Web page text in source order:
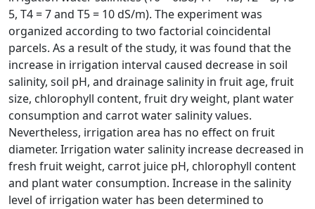
5, T4 = 7 and T5 = 10 dS/m). The experiment was
organized according to two factorial coincidental
parcels. As a result of the study, it was found that the
increase in irrigation interval caused decrease in soil
salinity, soil pH, and drainage salinity in fruit age, fruit
size, chlorophyll content, fruit dry weight, plant water
consumption and carrot water salinity values.
Nevertheless, irrigation area has no effect on fruit
diameter. Irrigation water salinity increase decreased in
fresh fruit weight, carrot juice pH, chlorophyll content
and plant water consumption. Increase in the salinity
level of irrigation water has been determined to